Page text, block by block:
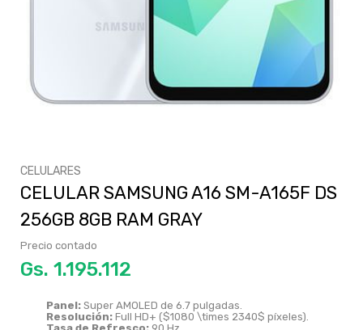
CELULARES
CELULAR SAMSUNG A16 SM-A165F DS
256GB 8GB RAM GRAY
Precio contado
Gs.
Panel: Super AMOLED de 6.7 pulgadas.
Resolución: Full HD+ ($1080 \times 2340$ píxeles).